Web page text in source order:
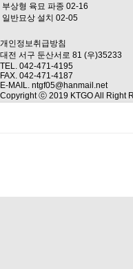
부상형 육묘 파종 02-16
일반묘상 설치 02-05
개인정보취급방침
대전 서구 둔산서로 81 (우)35233
TEL. 042-471-4195
FAX. 042-471-4187
E-MAIL. ntgf05@hanmail.net
Copyright ⓒ 2019 KTGO All Right